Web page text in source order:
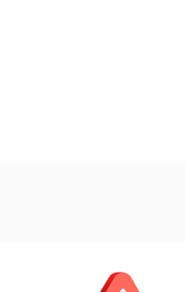
к потребностям учебного
лексические,